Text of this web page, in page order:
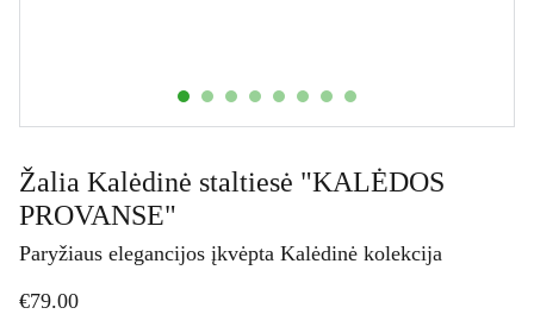
Žalia Kalėdinė staltiesė "KALĖDOS
PROVANSE"
Paryžiaus elegancijos įkvėpta Kalėdinė kolekcija
€79.00